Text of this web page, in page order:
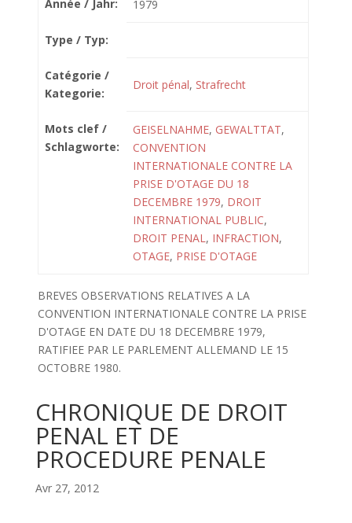
Année / Jahr: 1979
Type / Typ:
Catégorie /
Kategorie:
Droit pénal, Strafrecht
Mots clef /
Schlagworte:
GEISELNAHME, GEWALTTAT,
CONVENTION
INTERNATIONALE CONTRE LA
PRISE D'OTAGE DU 18
DECEMBRE 1979, DROIT
INTERNATIONAL PUBLIC,
DROIT PENAL, INFRACTION,
OTAGE, PRISE D'OTAGE
BREVES OBSERVATIONS RELATIVES A LA
CONVENTION INTERNATIONALE CONTRE LA PRISE
D'OTAGE EN DATE DU 18 DECEMBRE 1979,
RATIFIEE PAR LE PARLEMENT ALLEMAND LE 15
OCTOBRE 1980.
CHRONIQUE DE DROIT
PENAL ET DE
PROCEDURE PENALE
Avr 27, 2012